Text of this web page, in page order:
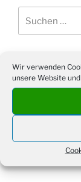
Wir verwenden
unsere Website
nach:
WERBUNG